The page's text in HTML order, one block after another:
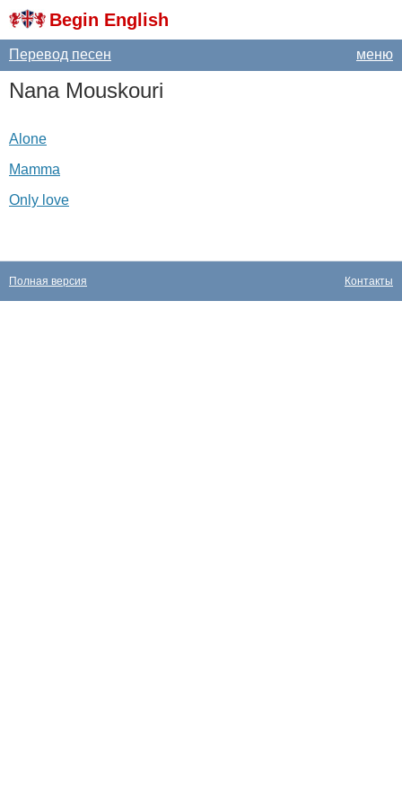
Begin English
меню
Перевод песен
Nana Mouskouri
Alone
Mamma
Only love
Контакты
Полная версия